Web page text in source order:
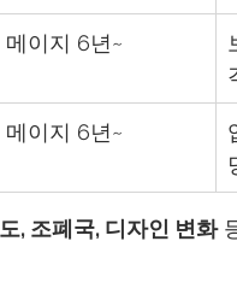
메이지 6년~
메이지 6년~
, 조폐국, 디자인 변화